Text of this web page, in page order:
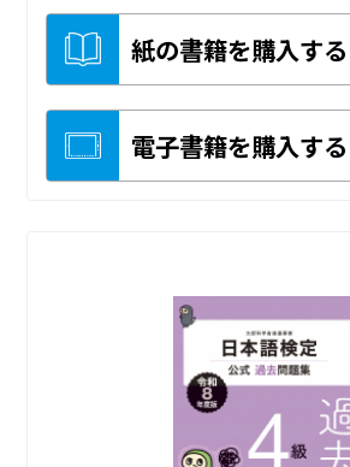
紙の書籍を購入する
電子書籍を購入する